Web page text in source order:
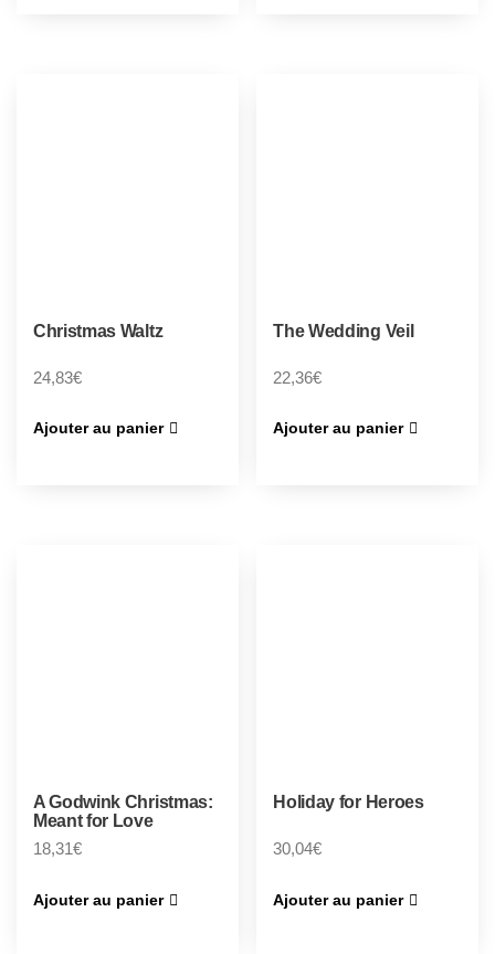
Christmas Waltz
24,83€
Ajouter au panier
The Wedding Veil
22,36€
Ajouter au panier
A Godwink Christmas:
Meant for Love
18,31€
Ajouter au panier
Holiday for Heroes
30,04€
Ajouter au panier